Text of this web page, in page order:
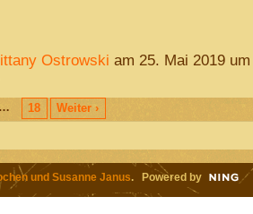
Ostrowski am 25. Mai 2019
… 18 Weiter ›
und Susanne Janus. Powered by